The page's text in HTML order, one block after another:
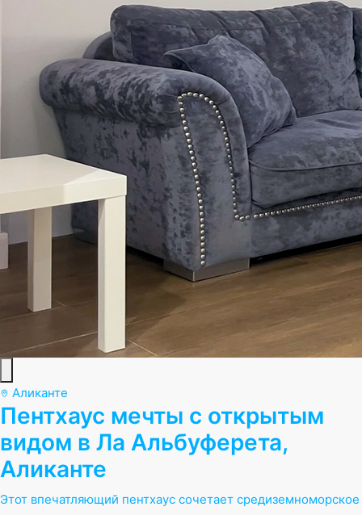
Аликанте
Пентхаус мечты с открытым
видом в Ла Альбуферета,
Аликанте
Этот впечатляющий пентхаус сочетает средиземноморское